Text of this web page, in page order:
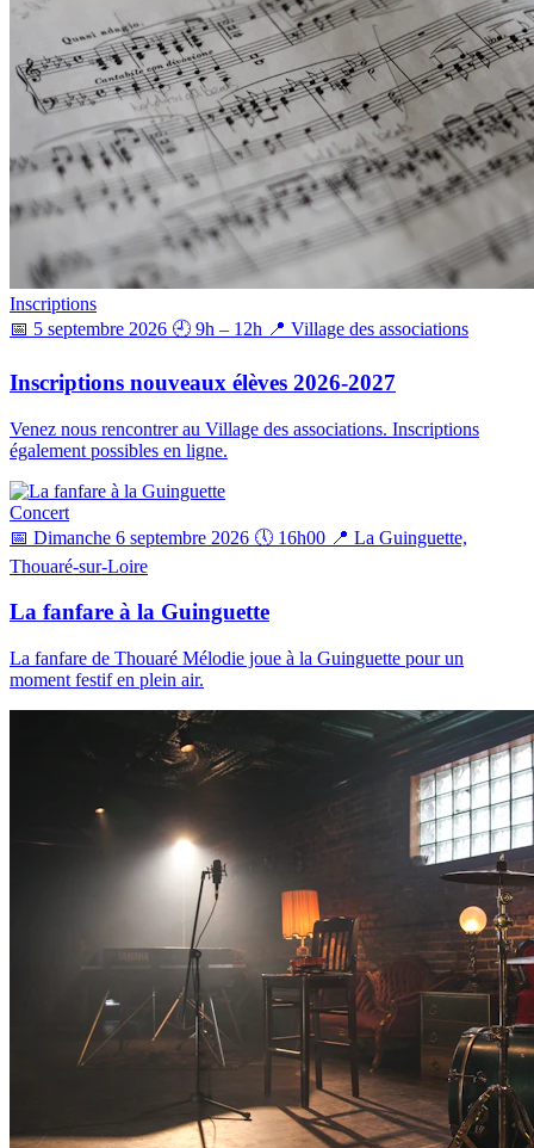
Inscriptions
📅 5 septembre 2026 🕘 9h – 12h 📍 Village des associations
Inscriptions nouveaux élèves 2026-2027
Venez nous rencontrer au Village des associations. Inscriptions
également possibles en ligne.
Concert
📅 Dimanche 6 septembre 2026 🕔 16h00 📍 La Guinguette,
Thouaré-sur-Loire
La fanfare à la Guinguette
La fanfare de Thouaré Mélodie joue à la Guinguette pour un
moment festif en plein air.